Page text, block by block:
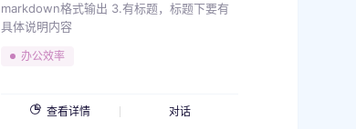
markdown格式输出 3.有标题，标题下要有
具体说明内容
办公效率
查看详情 对话